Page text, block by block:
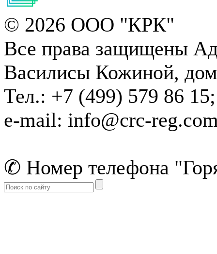
© 2026 ООО "КРК"
Все права защищены
Василисы Кожиной,
Тел.: +7 (499) 579 86 15;
e-mail: info@crc-
✆ Номер телефона